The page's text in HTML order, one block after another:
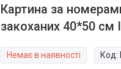
Картина за
закоханих 40*50 см
Немає в наявності Код: